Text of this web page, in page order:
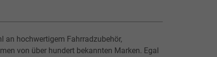
an hochwertigem Fahrradzubehör,
von über hundert bekannten Marken. Egal